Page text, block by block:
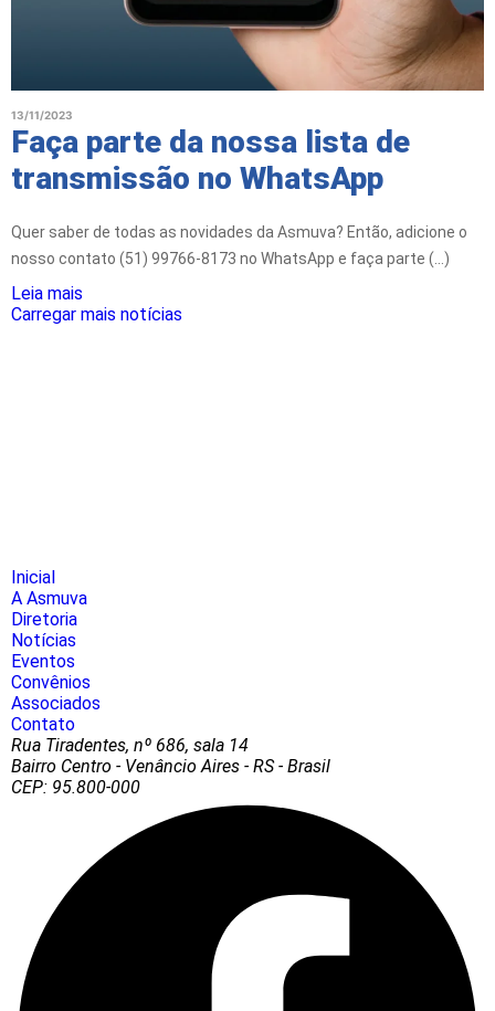
13/11/2023
Faça parte da nossa lista de
transmissão no WhatsApp
Quer saber de todas as novidades da Asmuva? Então, adicione o
nosso contato (51) 99766-8173 no WhatsApp e faça parte (...)
Leia mais
Carregar mais notícias
Inicial
A Asmuva
Diretoria
Notícias
Eventos
Convênios
Associados
Contato
Rua Tiradentes, nº 686, sala 14
Bairro Centro - Venâncio Aires - RS - Brasil
CEP: 95.800-000